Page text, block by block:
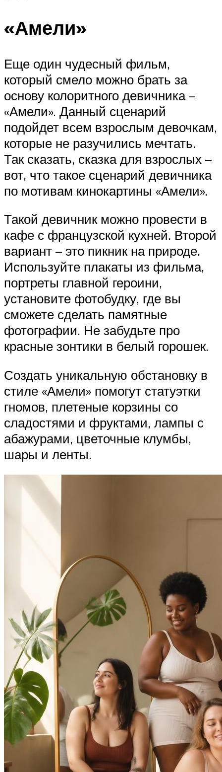
«Амели»
Еще один чудесный фильм,
который смело можно брать за
основу колоритного девичника –
«Амели». Данный сценарий
подойдет всем взрослым девочкам,
которые не разучились мечтать.
Так сказать, сказка для взрослых –
вот, что такое сценарий девичника
по мотивам кинокартины «Амели».
Такой девичник можно провести в
кафе с французской кухней. Второй
вариант – это пикник на природе.
Используйте плакаты из фильма,
портреты главной героини,
установите фотобудку, где вы
сможете сделать памятные
фотографии. Не забудьте про
красные зонтики в белый горошек.
Создать уникальную обстановку в
стиле «Амели» помогут статуэтки
гномов, плетеные корзины со
сладостями и фруктами, лампы с
абажурами, цветочные клумбы,
шары и ленты.